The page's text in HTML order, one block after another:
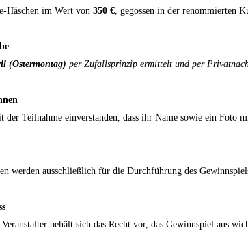
Häschen im Wert von 350 € , gegossen in der renommierten
(Ostermontag) per Zufallsprinzip ermittelt und per
Teilnahme einverstanden, dass ihr Name sowie ein Foto
werden ausschließlich für die Durchführung des
behält sich das Recht vor, das Gewinnspiel aus